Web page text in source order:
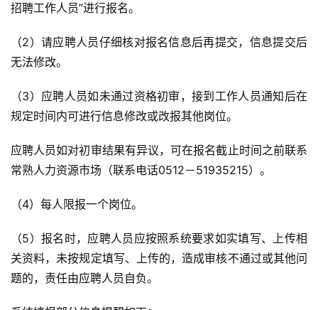
招聘工作人员”进行报名。
（2）请应聘人员仔细核对报名信息后再提交，信息提交后
无法修改。
（3）应聘人员如未通过资格初审，接到工作人员通知后在
规定时间内可进行信息修改或改报其他岗位。
应聘人员如对初审结果有异议，可在报名截止时间之前联系
常熟人力资源市场（联系电话0512－51935215）。
（4）每人限报一个岗位。
（5）报名时，应聘人员应按照系统要求如实填写、上传相
关资料，未按规定填写、上传的，造成审核不通过或其他问
题的，责任由应聘人员自负。